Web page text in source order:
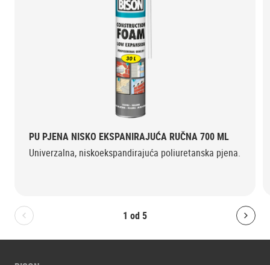
1 od 5
Bolton.General.PreviousSlide
PU PJENA NISKO EKSPANIRAJUĆA RUČNA 700 ML
Univerzalna, niskoekspandirajuća poliuretanska pjena.